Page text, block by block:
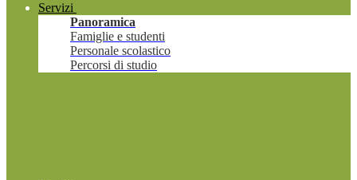
Servizi
Panoramica
Famiglie e studenti
Personale scolastico
Percorsi di studio